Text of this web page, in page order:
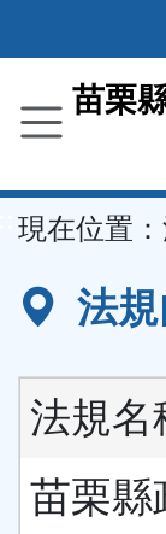
到
要
容
區
苗栗
現在位置：
法
法規名
苗栗縣